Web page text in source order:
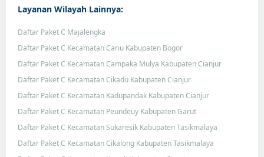
Layanan Wilayah Lainnya:
Daftar Paket C Majalengka
Daftar Paket C Kecamatan Cariu Kabupaten Bogor
Daftar Paket C Kecamatan Campaka Mulya Kabupaten Cianjur
Daftar Paket C Kecamatan Cikadu Kabupaten Cianjur
Daftar Paket C Kecamatan Kadupandak Kabupaten Cianjur
Daftar Paket C Kecamatan Peundeuy Kabupaten Garut
Daftar Paket C Kecamatan Sukaresik Kabupaten Tasikmalaya
Daftar Paket C Kecamatan Cikalong Kabupaten Tasikmalaya